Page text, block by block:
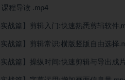
程导读 .mp4
战篇】剪辑入门:快速熟悉剪辑软件
战篇】剪辑常识:横版竖版自由选择
战篇】操纵时间:快速剪辑与导出成片